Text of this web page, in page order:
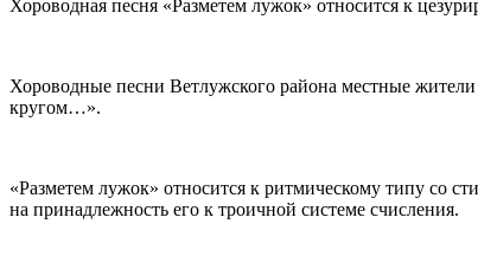
Хороводная песня «Разметем лужок» относится к
Хороводные песни Ветлужского района местные
кругом…».
«Разметем лужок» относится к ритмическому типу со
на принадлежность его к троичной системе счисления.